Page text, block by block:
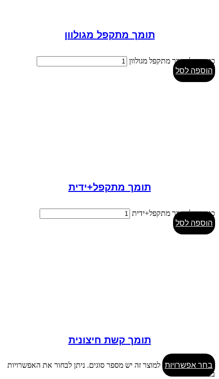
תומך מתקפל מגולוון
כמות של תומך מתקפל מגולוון
הוספה לסל
תומך מתקפל+ידית
כמות של תומך מתקפל+ידית
הוספה לסל
תומך קשת חיצונית
בחר אפשרויות למוצר זה יש מספר סוגים. ניתן לבחור את האפשרויות
בעמוד המוצר